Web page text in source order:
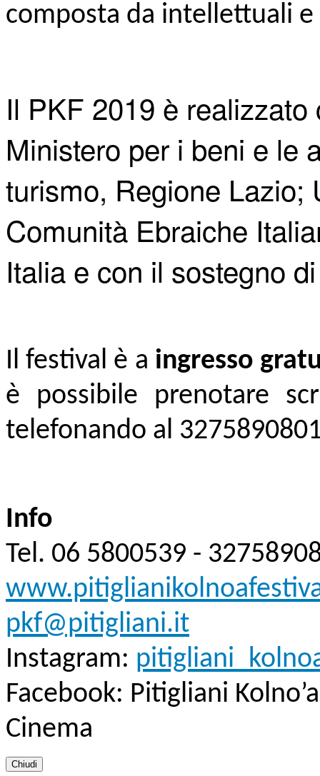
composta da intellettuali
Il PKF 2019 è
Ministero per i beni e le
turismo, Regione Lazio;
Comunità Ebraiche
Italia e con il sostegno
Il festival è a ingresso
è possibile prenotare
telefonando al
Info
Tel. 06 5800539 -
pkf@pitigliani.it
Instagram:
Facebook: Pitigliani
Cinema
Chiudi